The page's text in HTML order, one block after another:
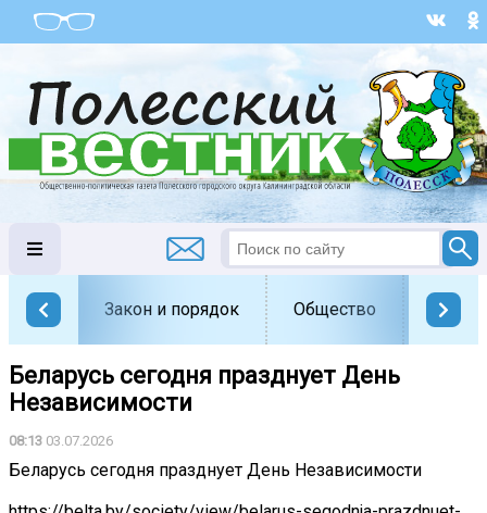
Закон и порядок Общество
Беларусь сегодня празднует День
Независимости
08:13 03.07.2026
Беларусь сегодня празднует День Независимости